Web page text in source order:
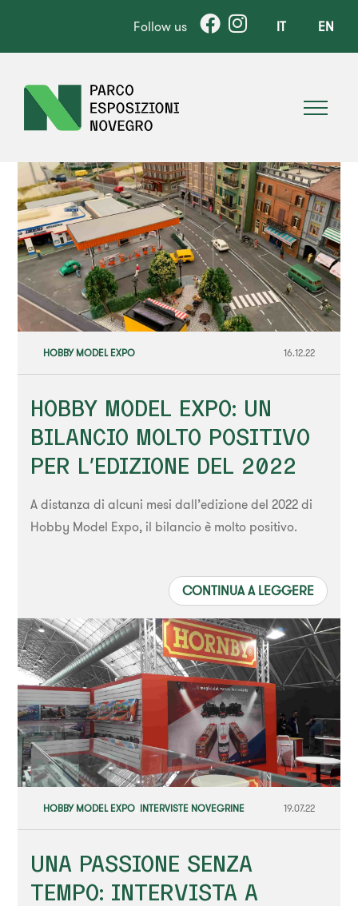
Follow us IT EN
HOBBY MODEL EXPO 16.12.22
HOBBY MODEL EXPO: UN
BILANCIO MOLTO POSITIVO
PER L’EDIZIONE DEL 2022
A distanza di alcuni mesi dall’edizione del 2022 di
Hobby Model Expo, il bilancio è molto positivo.
CONTINUA A LEGGERE
HOBBY MODEL EXPO INTERVISTE NOVEGRINE 19.07.22
UNA PASSIONE SENZA
TEMPO: INTERVISTA A